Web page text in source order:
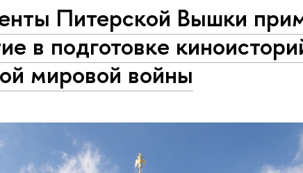
Питерской Вышки
в подготовке
мировой войны